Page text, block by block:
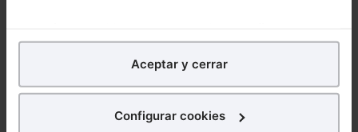
analíticospara tratar demejorar tu experienciaen
nuestra página web. También con fines publicitarios,
para poder mostrarte publicidad y contenidos de tu
Aceptar y cerrar
Configurar cookies
Curso Fiscalidad de
la empresa familiar
2026: planificación
sucesoria y